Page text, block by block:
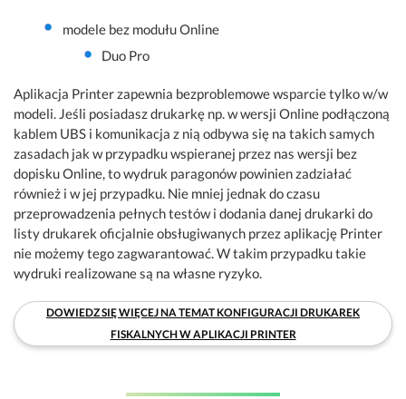
modele bez modułu Online
Duo Pro
Aplikacja Printer zapewnia bezproblemowe wsparcie tylko w/w
modeli. Jeśli posiadasz drukarkę np. w wersji Online podłączoną
kablem UBS i komunikacja z nią odbywa się na takich samych
zasadach jak w przypadku wspieranej przez nas wersji bez
dopisku Online, to wydruk paragonów powinien zadziałać
również i w jej przypadku. Nie mniej jednak do czasu
przeprowadzenia pełnych testów i dodania danej drukarki do
listy drukarek oficjalnie obsługiwanych przez aplikację Printer
nie możemy tego zagwarantować. W takim przypadku takie
wydruki realizowane są na własne ryzyko.
DOWIEDZ SIĘ WIĘCEJ NA TEMAT KONFIGURACJI DRUKAREK
FISKALNYCH W APLIKACJI PRINTER